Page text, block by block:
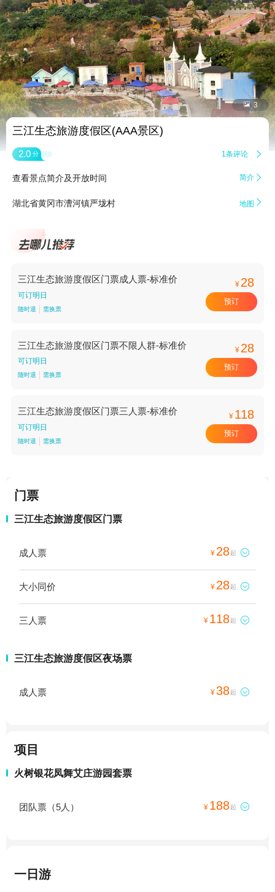
 3
三江生态旅游度假区(AAA景区)
2.0 分 1条评论 
查看景点简介及开放时间 简介 
湖北省黄冈市漕河镇严垅村 地图 
三江生态旅游度假区门票成人票-标准价
可订明日
随时退 需换票
¥ 28
预订
三江生态旅游度假区门票不限人群-标准价
可订明日
随时退 需换票
¥ 28
预订
三江生态旅游度假区门票三人票-标准价
可订明日
随时退 需换票
¥ 118
预订
门票
三江生态旅游度假区门票
成人票 ¥ 28起 
大小同价 ¥ 28起 
三人票 ¥ 118起 
三江生态旅游度假区夜场票
成人票 ¥38起 
项目
火树银花凤舞艾庄游园套票
团队票（5人） ¥ 188起 
一日游
